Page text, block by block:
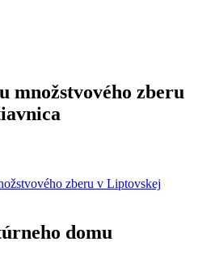
množstvového zberu
zberu v Liptovskej
domu